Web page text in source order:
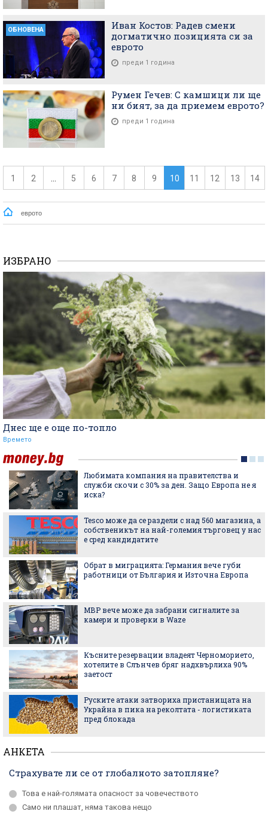
ОБНОВЕНА
Иван Костов: Радев смени
догматично позицията си за
еврото
преди 1 година
Румен Гечев: С камшици ли ще
ни бият, за да приемем еврото?
преди 1 година
1 2 5 6 7 8 9 10 11 12 13 14
еврото
ИЗБРАНО
Днес ще е още по-топло
Времето
5 любими песни за лятото на Mona
Пет недостатъка на използването на
чекмеджето за плодове и зеленчуци в
хладилника
Държавите с най-евтиния и най-скъпия ток
в света
Изненадващото място, определено за най-
добрия плаж в България според TripAdvisor (и
След Турция и Есватини: още една държава
официално смени името си - ето защо
Къде в София се събират безплатно опасни
отпадъци
АНКЕТА
Страхувате ли се от глобалното затопляне?
Това е най-голямата опасност за човечеството
Само ни плашат, няма такова нещо